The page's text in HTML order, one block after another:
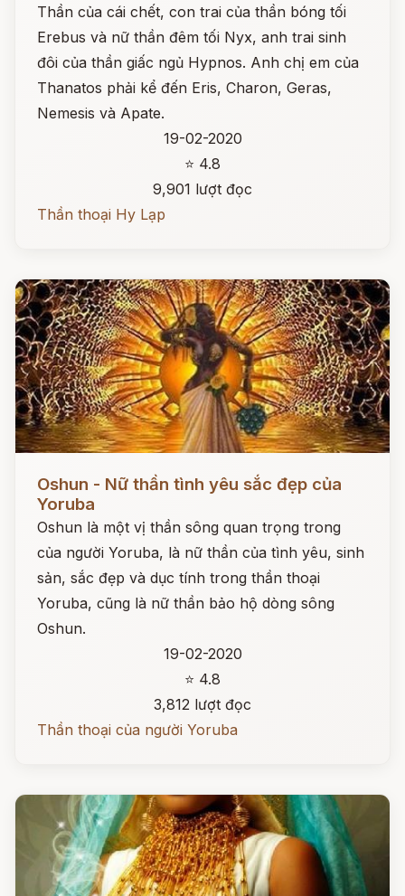
Thần của cái chết, con trai của thần bóng tối
Erebus và nữ thần đêm tối Nyx, anh trai sinh
đôi của thần giấc ngủ Hypnos. Anh chị em của
Thanatos phải kể đến Eris, Charon, Geras,
Nemesis và Apate.
19-02-2020
⭐ 4.8
9,901 lượt đọc
Thần thoại Hy Lạp
Oshun - Nữ thần tình yêu sắc đẹp của
Yoruba
Oshun là một vị thần sông quan trọng trong
của người Yoruba, là nữ thần của tình yêu, sinh
sản, sắc đẹp và dục tính trong thần thoại
Yoruba, cũng là nữ thần bảo hộ dòng sông
Oshun.
19-02-2020
⭐ 4.8
3,812 lượt đọc
Thần thoại của người Yoruba